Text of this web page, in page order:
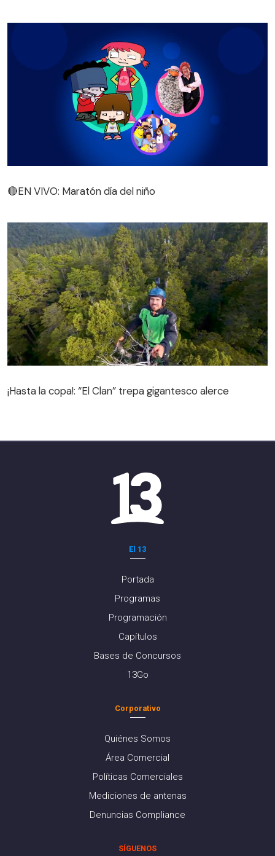
🔴EN VIVO: Maratón día del niño
¡Hasta la copa!: “El Clan” trepa gigantesco alerce
El 13
Portada
Programas
Programación
Capítulos
Bases de Concursos
13Go
Corporativo
Quiénes Somos
Área Comercial
Políticas Comerciales
Mediciones de antenas
Denuncias Compliance
SÍGUENOS